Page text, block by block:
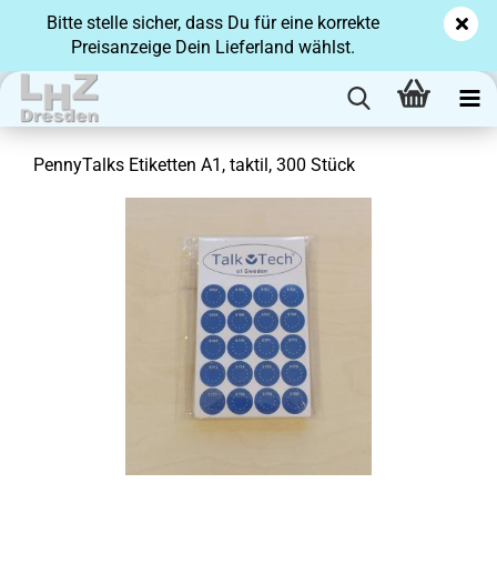
Bitte stelle sicher, dass Du für eine korrekte
Preisanzeige Dein Lieferland wählst.
Pen­ny­Talks Eti­ket­ten A1, tak­til, 300 Stück